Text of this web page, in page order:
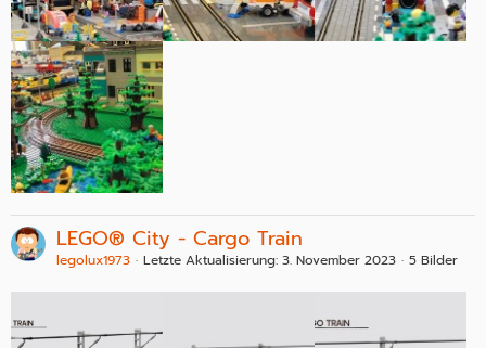
LEGO® City - Cargo Train
legolux1973 Letzte Aktualisierung: 3. November 2023 5 Bilder